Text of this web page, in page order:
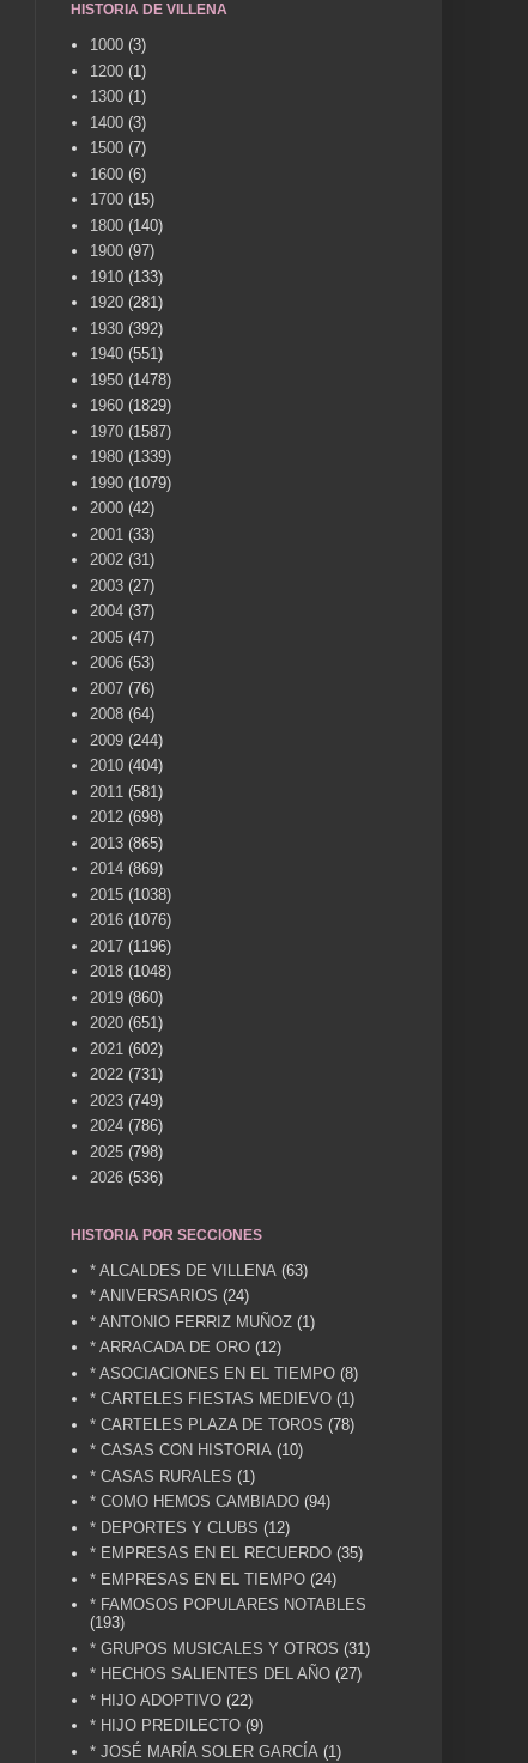
HISTORIA DE VILLENA
1000 (3)
1200 (1)
1300 (1)
1400 (3)
1500 (7)
1600 (6)
1700 (15)
1800 (140)
1900 (97)
1910 (133)
1920 (281)
1930 (392)
1940 (551)
1950 (1478)
1960 (1829)
1970 (1587)
1980 (1339)
1990 (1079)
2000 (42)
2001 (33)
2002 (31)
2003 (27)
2004 (37)
2005 (47)
2006 (53)
2007 (76)
2008 (64)
2009 (244)
2010 (404)
2011 (581)
2012 (698)
2013 (865)
2014 (869)
2015 (1038)
2016 (1076)
2017 (1196)
2018 (1048)
2019 (860)
2020 (651)
2021 (602)
2022 (731)
2023 (749)
2024 (786)
2025 (798)
2026 (536)
HISTORIA POR SECCIONES
* ALCALDES DE VILLENA (63)
* ANIVERSARIOS (24)
* ANTONIO FERRIZ MUÑOZ (1)
* ARRACADA DE ORO (12)
* ASOCIACIONES EN EL TIEMPO (8)
* CARTELES FIESTAS MEDIEVO (1)
* CARTELES PLAZA DE TOROS (78)
* CASAS CON HISTORIA (10)
* CASAS RURALES (1)
* COMO HEMOS CAMBIADO (94)
* DEPORTES Y CLUBS (12)
* EMPRESAS EN EL RECUERDO (35)
* EMPRESAS EN EL TIEMPO (24)
* FAMOSOS POPULARES NOTABLES
(193)
* GRUPOS MUSICALES Y OTROS (31)
* HECHOS SALIENTES DEL AÑO (27)
* HIJO ADOPTIVO (22)
* HIJO PREDILECTO (9)
* JOSÉ MARÍA SOLER GARCÍA (1)